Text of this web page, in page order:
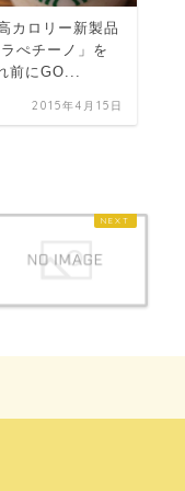
カロリー新製品
ぺチーノ」を
前にGO...
2015年4月15日